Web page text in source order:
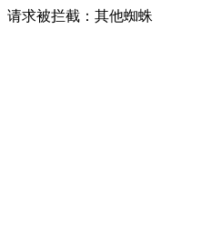
请求被拦截：其他蜘蛛